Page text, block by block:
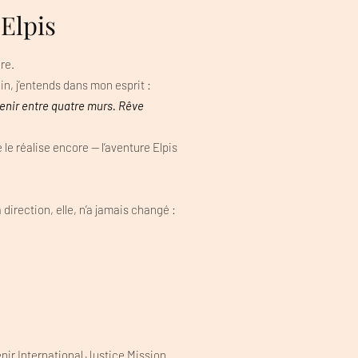
j’entends dans mon esprit :
entre quatre murs. Rêve
réalise encore — l’aventure Elpis
elle, n’a jamais changé :
International Justice Mission